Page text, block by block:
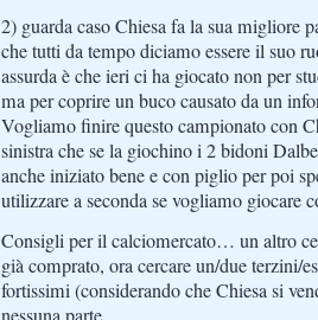
2) guarda caso Chiesa fa la sua migliore
che tutti da tempo diciamo essere il suo
assurda è che ieri ci ha giocato non per
ma per coprire un buco causato da un
Vogliamo finire questo campionato con
sinistra che se la giochino i 2 bidoni
anche iniziato bene e con piglio per poi
utilizzare a seconda se vogliamo giocare
Consigli per il calciomercato… un altro
già comprato, ora cercare un/due terzini/
fortissimi (considerando che Chiesa si